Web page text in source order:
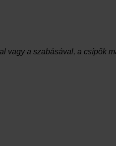
vagy a szabásával, a csípők